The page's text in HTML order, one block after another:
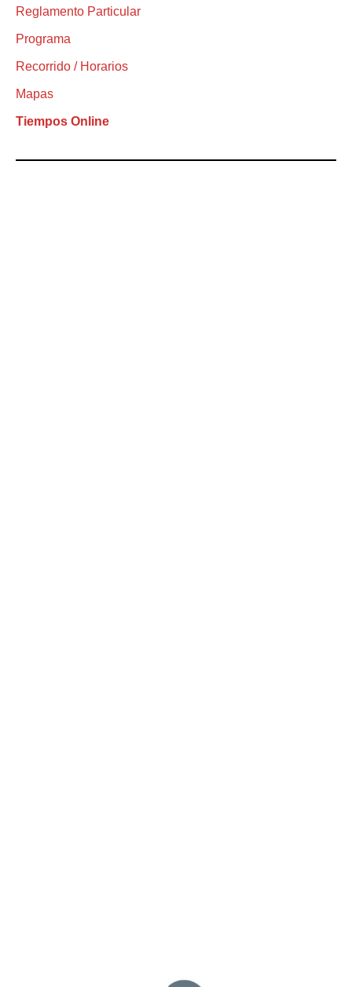
Reglamento Particular
Programa
Recorrido / Horarios
Mapas
Tiempos Online